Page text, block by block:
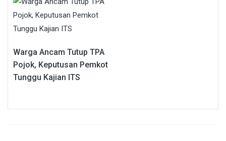
Warga Ancam Tutup TPA
Pojok, Keputusan Pemkot
Tunggu Kajian ITS